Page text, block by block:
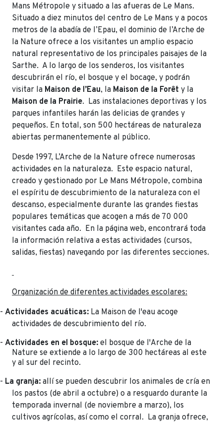
Mans Métropole y situado a las afueras de Le Mans.
Situado a diez minutos del centro de Le Mans y a pocos
metros de la abadía de l’Epau, el dominio de l’Arche de
la Nature ofrece a los visitantes un amplio espacio
natural representativo de los principales paisajes de la
Sarthe. A lo largo de los senderos, los visitantes
descubrirán el río, el bosque y el bocage, y podrán
visitar la Maison de l’Eau, la Maison de la Forêt y la
Maison de la Prairie. Las instalaciones deportivas y los
parques infantiles harán las delicias de grandes y
pequeños. En total, son 500 hectáreas de naturaleza
abiertas permanentemente al público.
Desde 1997, L’Arche de la Nature ofrece numerosas
actividades en la naturaleza. Este espacio natural,
creado y gestionado por Le Mans Métropole, combina
el espíritu de descubrimiento de la naturaleza con el
descanso, especialmente durante las grandes fiestas
populares temáticas que acogen a más de 70 000
visitantes cada año. En la página web, encontrará toda
la información relativa a estas actividades (cursos,
salidas, fiestas) navegando por las diferentes secciones.
Organización de diferentes actividades escolares:
- Actividades acuáticas: La Maison de l'eau acoge
actividades de descubrimiento del río.
- Actividades en el bosque: el bosque de l'Arche de la
Nature se extiende a lo largo de 300 hectáreas al este
y al sur del recinto.
- La granja: allí se pueden descubrir los animales de cría en
los pastos (de abril a octubre) o a resguardo durante la
temporada invernal (de noviembre a marzo), los
cultivos agrícolas, así como el corral. La granja ofrece,